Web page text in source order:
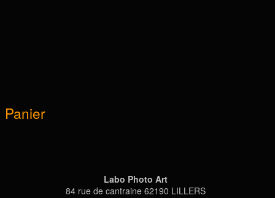
Panier
Labo Photo Art
84 rue de cantraine 62190 LILLERS